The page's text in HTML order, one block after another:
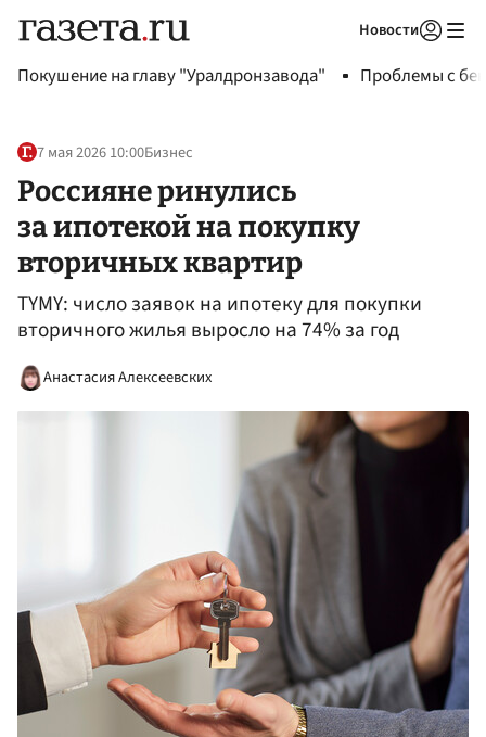
Новости
Покушение на главу "Уралдронзавода" Проблемы с
7 мая 2026 10:00Бизнес
Россияне ринулись
за ипотекой на покупку
вторичных квартир
TYMY: число заявок на ипотеку для покупки
вторичного жилья выросло на 74% за год
Анастасия Алексеевских